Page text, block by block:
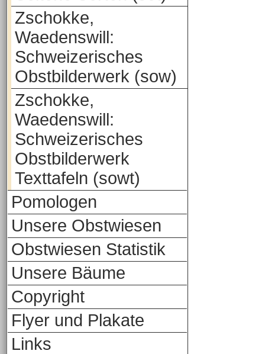
Zschokke,
Waedenswill:
Schweizerisches
Obstbilderwerk (sow)
Zschokke,
Waedenswill:
Schweizerisches
Obstbilderwerk
Texttafeln (sowt)
Pomologen
Unsere Obstwiesen
Obstwiesen Statistik
Unsere Bäume
Copyright
Flyer und Plakate
Links